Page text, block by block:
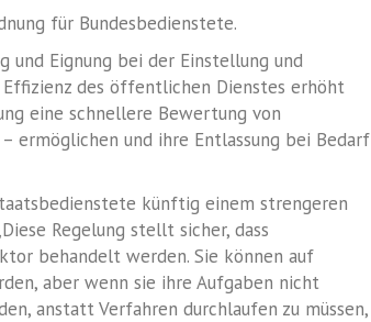
für Bundesbedienstete.
und Eignung bei der Einstellung und
des öffentlichen Dienstes erhöht
eine schnellere Bewertung von
ermöglichen und ihre Entlassung bei Bedarf
künftig einem strengeren
Regelung stellt sicher, dass
behandelt werden. Sie können auf
aber wenn sie ihre Aufgaben nicht
anstatt Verfahren durchlaufen zu müssen,